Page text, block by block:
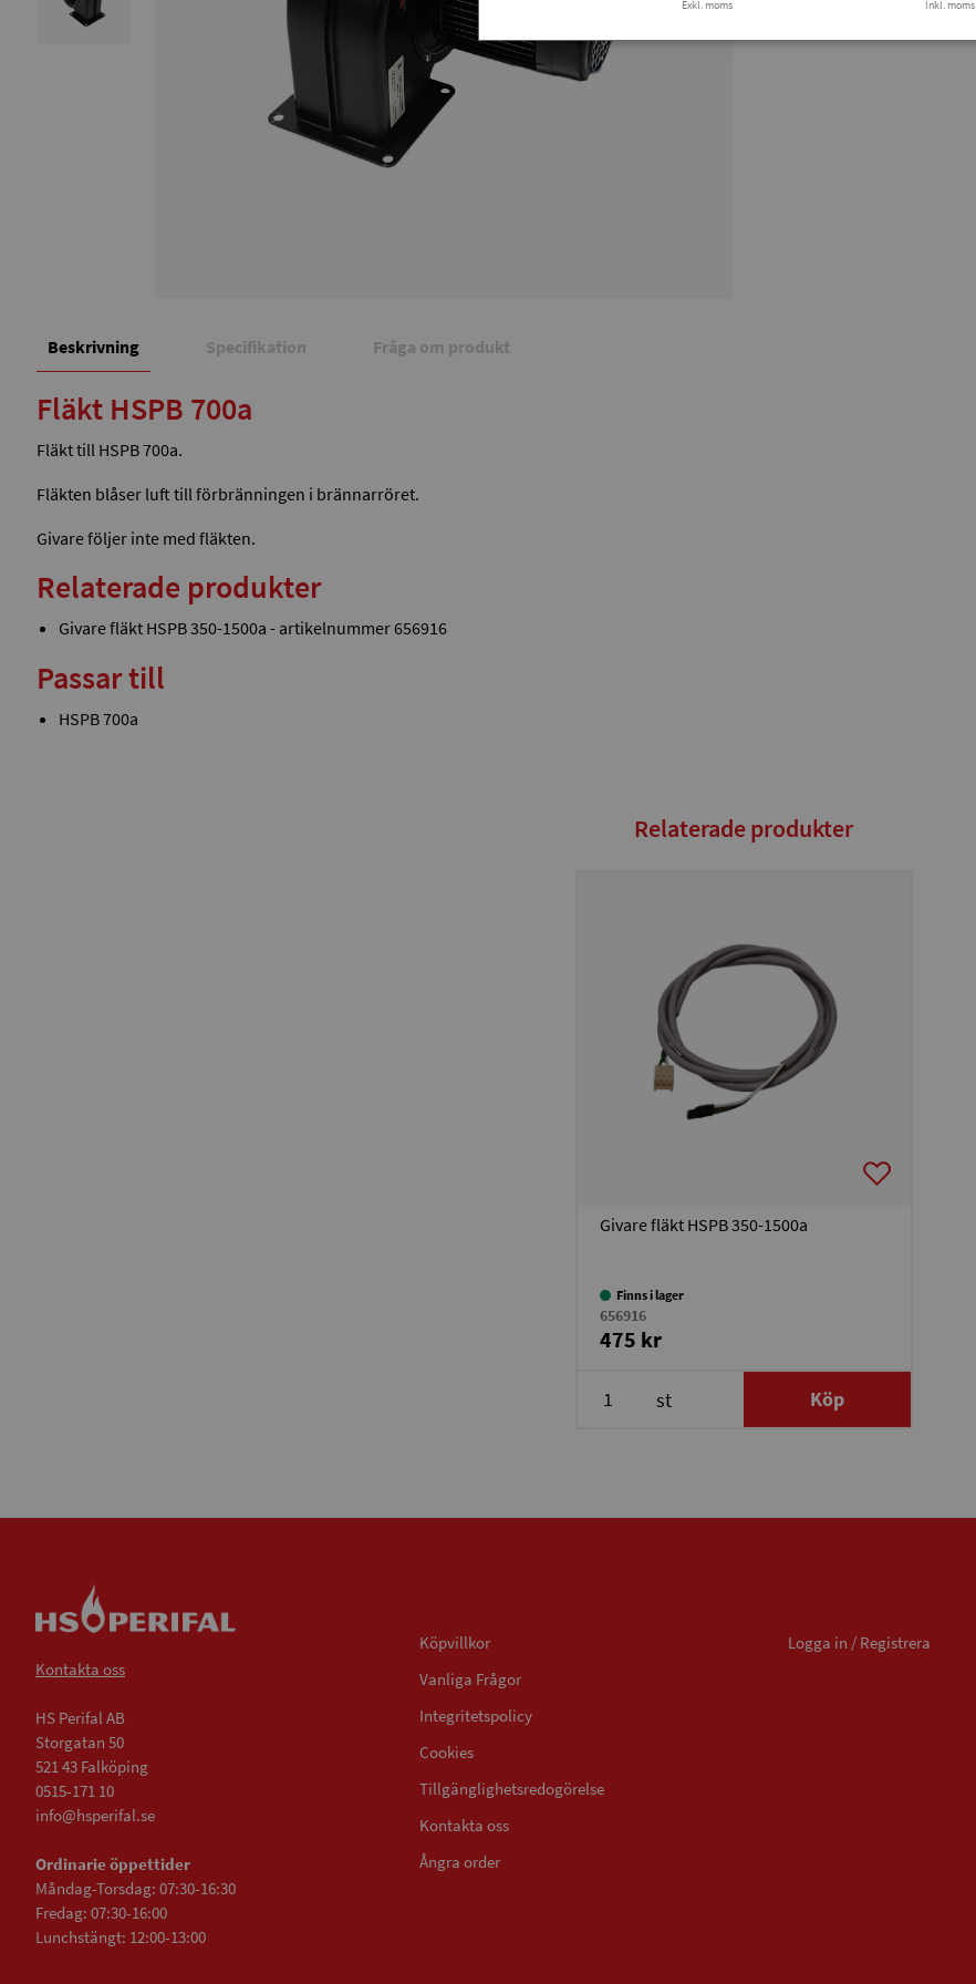
Beskrivning Specifikation Fråga om produkt
Fläkt HSPB 700a
Fläkt till HSPB 700a.
Fläkten blåser luft till förbränningen i brännarröret.
Givare följer inte med fläkten.
Relaterade produkter
Givare fläkt HSPB 350-1500a - artikelnummer 656916
Passar till
HSPB 700a
Relaterade produkter
Givare fläkt HSPB 350-1500a
Finns i lager
656916
475 kr
st Köp
Kontakta oss
HS Perifal AB
Storgatan 50
521 43 Falköping
0515-171 10
info@hsperifal.se
Ordinarie öppettider
Måndag-Torsdag: 07:30-16:30
Fredag: 07:30-16:00
Lunchstängt: 12:00-13:00
Köpvillkor
Vanliga Frågor
Integritetspolicy
Cookies
Tillgänglighetsredogörelse
Kontakta oss
Ångra order
Logga in / Registrera
Exkl. moms Inkl. moms